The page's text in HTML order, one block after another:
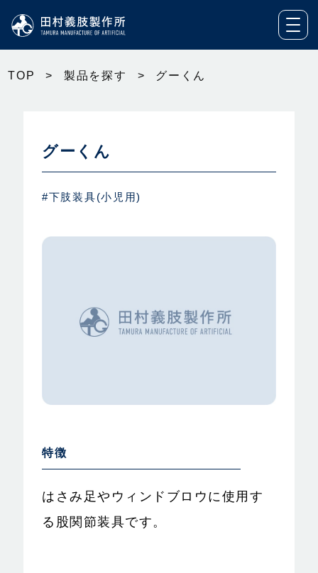
TOP > 製品を探す > グーくん
グーくん
#下肢装具(小児用)
特徴
はさみ足やウィンドブロウに使用す
る股関節装具です。